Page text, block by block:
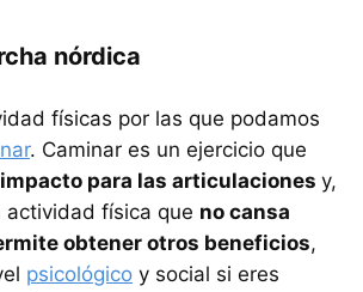
nórdica
físicas por las que podamos
. Caminar es un ejercicio que
para las articulaciones y,
actividad física que no cansa
obtener otros beneficios,
psicológico y social si eres